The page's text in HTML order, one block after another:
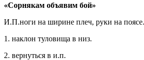
«Сорнякам объявим бой»
И.П.ноги на ширине плеч, руки на поясе.
1. наклон туловища в низ.
2. вернуться в и.п.